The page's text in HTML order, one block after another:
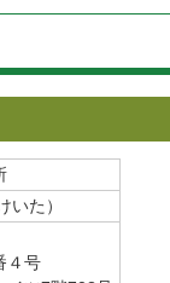
た）
４号